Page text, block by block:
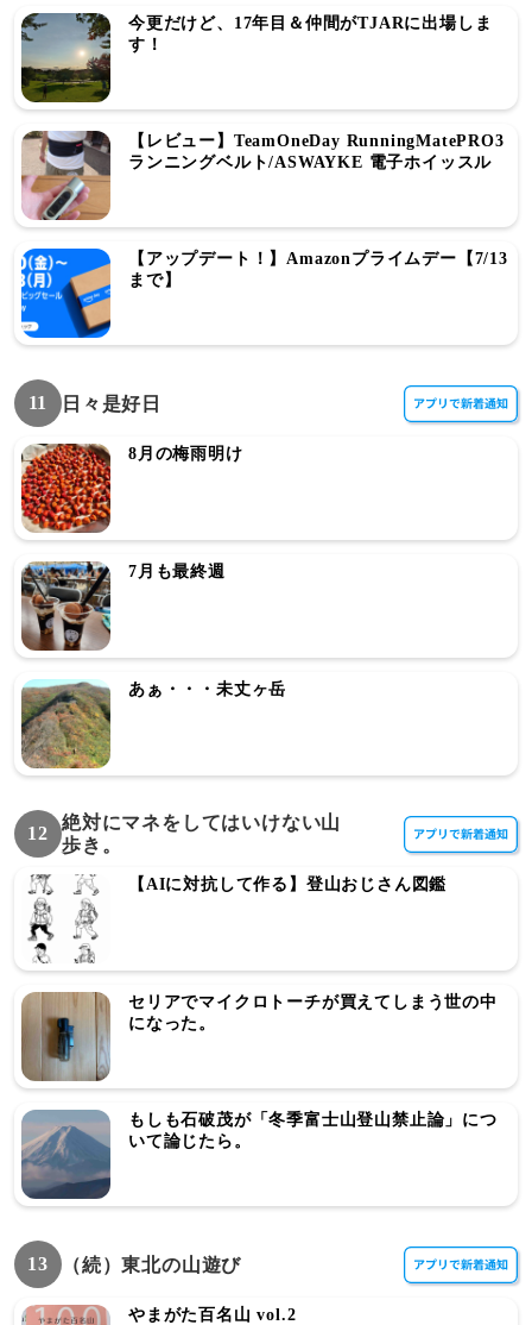
今更だけど、17年目＆仲間がTJARに出場しま
す！
【レビュー】TeamOneDay RunningMatePRO3
ランニングベルト/ASWAYKE 電子ホイッスル
【アップデート！】Amazonプライムデー【7/13
まで】
11 日々是好日
8月の梅雨明け
7月も最終週
あぁ・・・未丈ヶ岳
12
絶対にマネをしてはいけない山
歩き。
【AIに対抗して作る】登山おじさん図鑑
セリアでマイクロトーチが買えてしまう世の中
になった。
もしも石破茂が「冬季富士山登山禁止論」につ
いて論じたら。
13 （続）東北の山遊び
やまがた百名山 vol.2